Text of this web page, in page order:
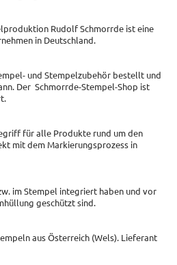
Rudolf Schmorrde ist eine
in Deutschland.
und Stempelzubehör bestellt und
Der Schmorrde-Stempel-Shop ist
für alle Produkte rund um den
mit dem Markierungsprozess in
im Stempel integriert haben und vor
geschützt sind.
aus Österreich (Wels). Lieferant